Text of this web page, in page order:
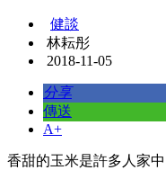
健談
林耘彤
2018-11-05
分享
傳送
A+
香甜的玉米是許多人家